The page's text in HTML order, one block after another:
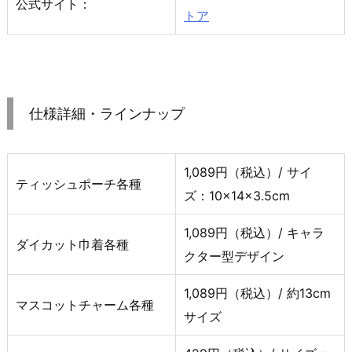
公式サイト：
トア
仕様詳細・ラインナップ
ティッシュポーチ各種
1,089円（税込）/ サイ
ズ：10×14×3.5cm
ダイカット巾着各種
1,089円（税込）/ キャラ
クター型デザイン
マスコットチャーム各種
1,089円（税込）/ 約13cm
サイズ